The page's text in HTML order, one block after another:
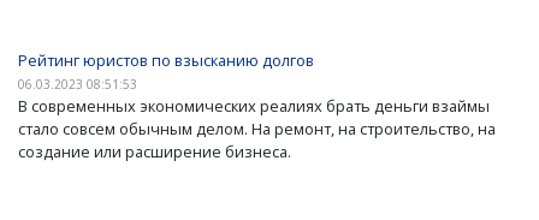
Рейтинг юристов по взысканию долгов
06.03.2023 08:51:53
В современных экономических реалиях брать деньги взаймы
стало совсем обычным делом. На ремонт, на строительство, на
создание или расширение бизнеса.